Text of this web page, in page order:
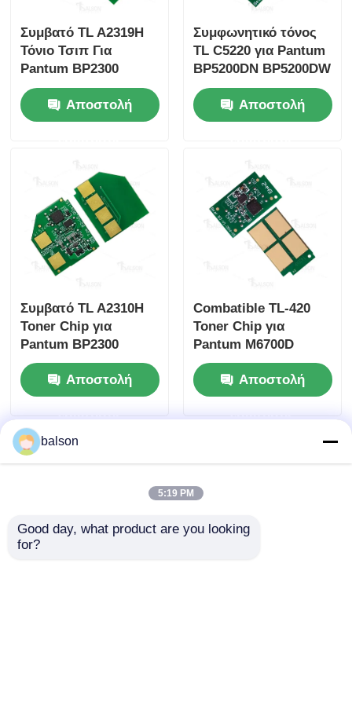
Συμβατό TL A2319H
Τόνιο Τσιπ Για
Pantum BP2300
BP2300NW BP2300W
BM2300Αποστολή
Συμφωνητικό τόνος
TL C5220 για Pantum
BP5200DN BP5200DW
BM5220ADW
Αποστολή
Συμβατό TL A2310H
Toner Chip για
Pantum BP2300
BP2300NW BP2300W
BM2300Αποστολή
ερώτησης
Combatible TL-420
Toner Chip για
Pantum M6700D
M6700DW M6703DW
M6800FDWΑποστολή
ερώτησης
balson
5:19 PM
Good day, what product are you looking
for?